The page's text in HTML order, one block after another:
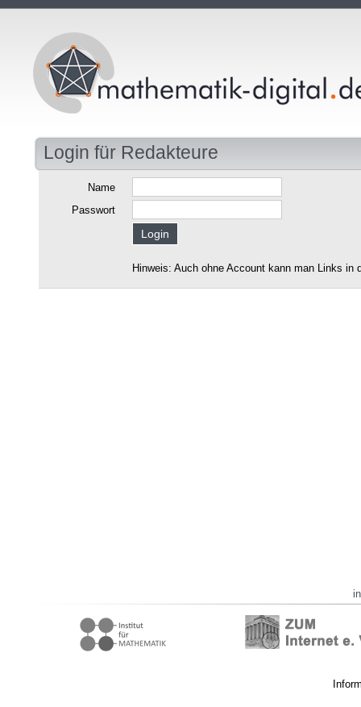
Login für Redakteure
Name
Passwort
Hinweis: Auch ohne Account kann man Links in